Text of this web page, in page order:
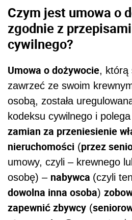
Czym jest umowa o
zgodnie z
cywilnego?
Umowa o dożywocie, którą
zawrzeć ze swoim
osobą, została
kodeksu cywilnego i
zamian za przeniesienie
nieruchomości (przez
umowy, czyli – krewnego
osobę) – nabywca (czyli ten
dowolna inna osoba)
zapewnić zbywcy (